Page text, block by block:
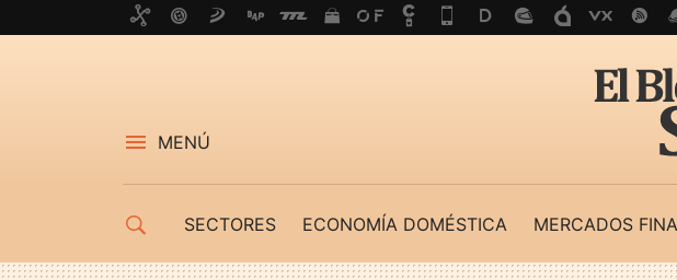
MENÚ
SECTORES ECONOMÍA DOMÉSTICA MERCADOS